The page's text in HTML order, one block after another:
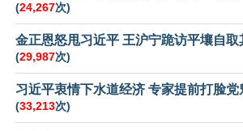
(24,267次)
金正恩怒甩习近平 王沪宁跪访平壤自取
(29,987次)
习近平衷情下水道经济 专家提前打脸党
(33,213次)